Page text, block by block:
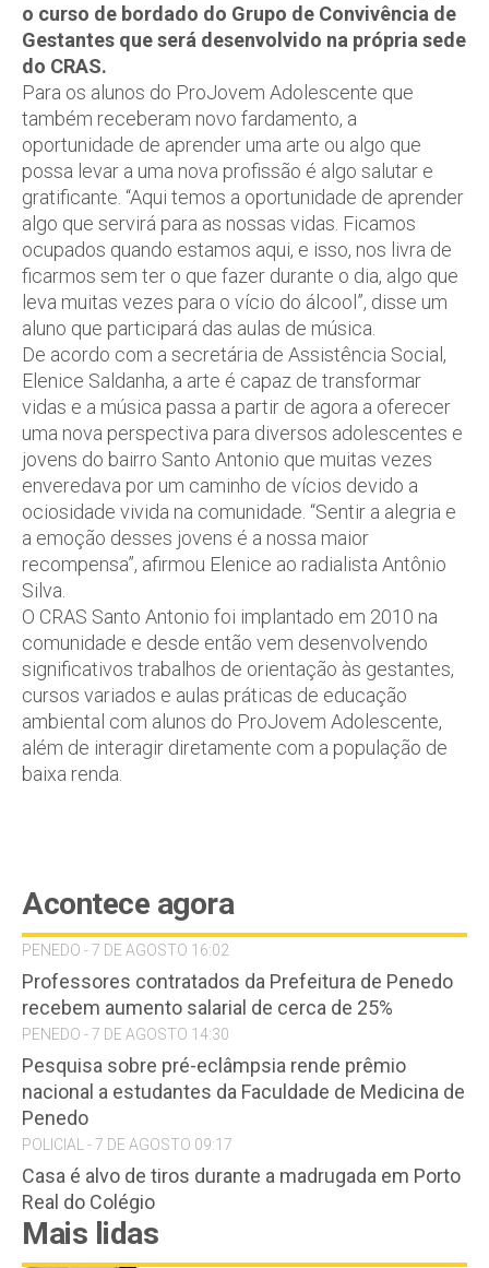
o curso de bordado do Grupo de Convivência de
Gestantes que será desenvolvido na própria sede
do CRAS.
Para os alunos do ProJovem Adolescente que
também receberam novo fardamento, a
oportunidade de aprender uma arte ou algo que
possa levar a uma nova profissão é algo salutar e
gratificante. “Aqui temos a oportunidade de aprender
algo que servirá para as nossas vidas. Ficamos
ocupados quando estamos aqui, e isso, nos livra de
ficarmos sem ter o que fazer durante o dia, algo que
leva muitas vezes para o vício do álcool”, disse um
aluno que participará das aulas de música.
De acordo com a secretária de Assistência Social,
Elenice Saldanha, a arte é capaz de transformar
vidas e a música passa a partir de agora a oferecer
uma nova perspectiva para diversos adolescentes e
jovens do bairro Santo Antonio que muitas vezes
enveredava por um caminho de vícios devido a
ociosidade vivida na comunidade. “Sentir a alegria e
a emoção desses jovens é a nossa maior
recompensa”, afirmou Elenice ao radialista Antônio
Silva.
O CRAS Santo Antonio foi implantado em 2010 na
comunidade e desde então vem desenvolvendo
significativos trabalhos de orientação às gestantes,
cursos variados e aulas práticas de educação
ambiental com alunos do ProJovem Adolescente,
além de interagir diretamente com a população de
baixa renda.
Acontece agora
PENEDO - 7 DE AGOSTO 16:02
Professores contratados da Prefeitura de Penedo
recebem aumento salarial de cerca de 25%
PENEDO - 7 DE AGOSTO 14:30
Pesquisa sobre pré-eclâmpsia rende prêmio
nacional a estudantes da Faculdade de Medicina de
Penedo
POLICIAL - 7 DE AGOSTO 09:17
Casa é alvo de tiros durante a madrugada em Porto
Real do Colégio
Mais lidas